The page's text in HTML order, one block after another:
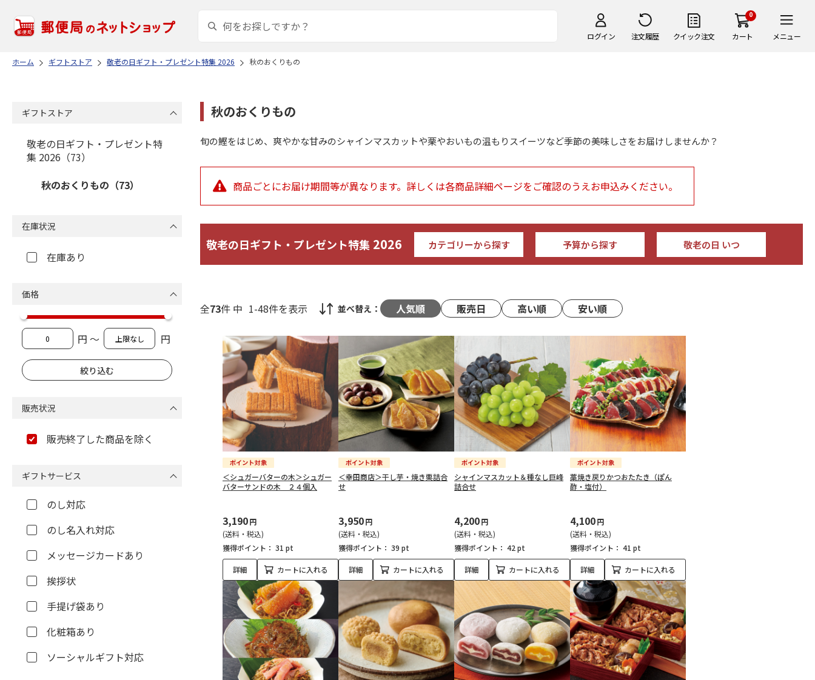
ログイン 注文履歴 クイック注文
0
カート メニュー
ホーム ギフトストア 敬老の日ギフト・プレゼント特集 2026 秋のおくりもの
秋のおくりもの
旬の鰹をはじめ、爽やかな甘みのシャインマスカットや栗やおいもの温もりスイーツなど季節の美味しさをお届けしませんか？
商品ごとにお届け期間等が異なります。詳しくは各商品詳細ページをご確認のうえお申込みください。
敬老の日ギフト・プレゼント特集 2026 カテゴリーから探す 予算から探す 敬老の日 いつ
全73件 中 1-48件を表示 並べ替え： 人気順 販売日 高い順 安い順
＜シュガーバターの木＞シュガー
バターサンドの木 ２４個入
3,190円
(送料・税込)
獲得ポイント： 31 pt
詳細 カートに入れる
＜幸田商店＞干し芋・焼き栗詰合
せ
3,950円
(送料・税込)
獲得ポイント： 39 pt
詳細 カートに入れる
シャインマスカット＆種なし巨峰
詰合せ
4,200円
(送料・税込)
獲得ポイント： 42 pt
詳細 カートに入れる
藁焼き戻りかつおたたき（ぽん
酢・塩付）
4,100円
(送料・税込)
獲得ポイント： 41 pt
詳細 カートに入れる
ギフトストア
敬老の日ギフト・プレゼント特
集 2026（73）
秋のおくりもの（73）
在庫状況
在庫あり
価格
円 ～ 円
販売状況
販売終了した商品を除く
ギフトサービス
のし対応
のし名入れ対応
メッセージカードあり
挨拶状
手提げ袋あり
化粧箱あり
ソーシャルギフト対応